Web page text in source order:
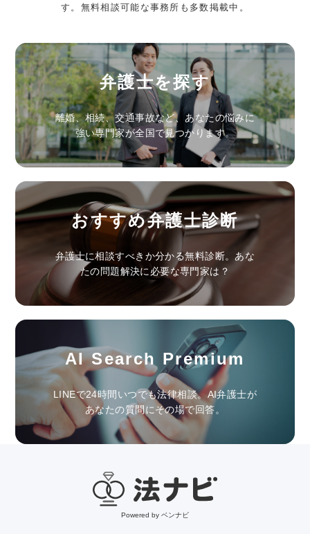
す。無料相談可能な事務所も多数掲載中。
弁護士を探す
離婚、相続、交通事故など、あなたの悩みに
強い専門家が全国で見つかります。
おすすめ弁護士診断
弁護士に相談すべきか分かる無料診断。あな
たの問題解決に必要な専門家は？
AI Search Premium
LINEで24時間いつでも法律相談。AI弁護士が
あなたの質問にその場で回答。
Powered by ベンナビ